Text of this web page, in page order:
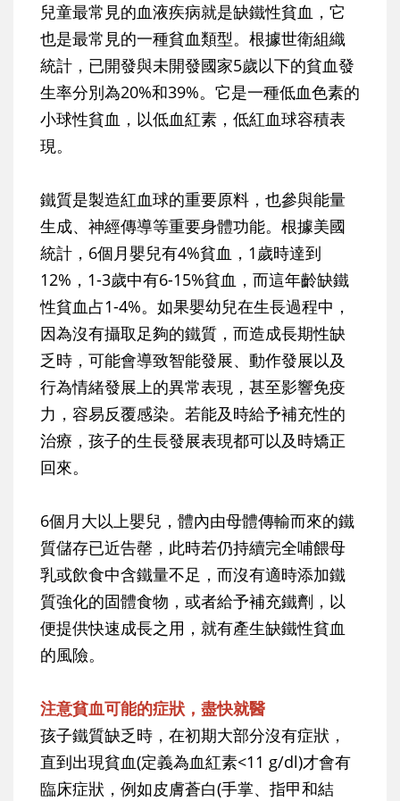
兒童最常見的血液疾病就是缺鐵性貧血，它
也是最常見的一種貧血類型。根據世衛組織
統計，已開發與未開發國家5歲以下的貧血發
生率分別為20%和39%。它是一種低血色素的
小球性貧血，以低血紅素，低紅血球容積表
現。
鐵質是製造紅血球的重要原料，也參與能量
生成、神經傳導等重要身體功能。根據美國
統計，6個月嬰兒有4%貧血，1歲時達到
12%，1-3歲中有6-15%貧血，而這年齡缺鐵
性貧血占1-4%。如果嬰幼兒在生長過程中，
因為沒有攝取足夠的鐵質，而造成長期性缺
乏時，可能會導致智能發展、動作發展以及
行為情緒發展上的異常表現，甚至影響免疫
力，容易反覆感染。若能及時給予補充性的
治療，孩子的生長發展表現都可以及時矯正
回來。
6個月大以上嬰兒，體內由母體傳輸而來的鐵
質儲存已近告罄，此時若仍持續完全哺餵母
乳或飲食中含鐵量不足，而沒有適時添加鐵
質強化的固體食物，或者給予補充鐵劑，以
便提供快速成長之用，就有產生缺鐵性貧血
的風險。
注意貧血可能的症狀，盡快就醫
孩子鐵質缺乏時，在初期大部分沒有症狀，
直到出現貧血(定義為血紅素<11 g/dl)才會有
臨床症狀，例如皮膚蒼白(手掌、指甲和結